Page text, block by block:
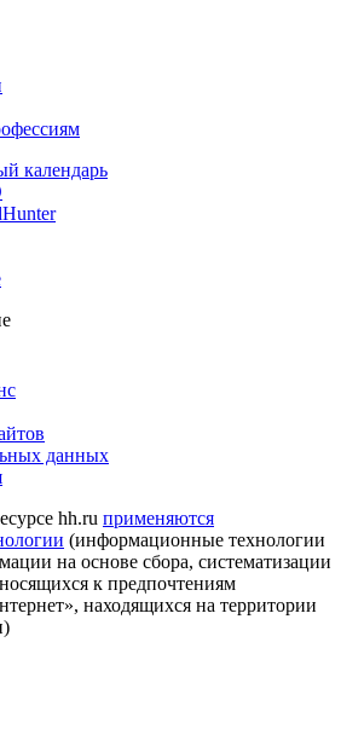
календарь
данных
hh.ru применяются
(информационные технологии
на основе сбора, систематизации
к предпочтениям
находящихся на территории